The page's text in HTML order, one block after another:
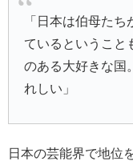
「日本は伯母た
ているということ
のある大好きな国
れしい」
日本の芸能界で地位